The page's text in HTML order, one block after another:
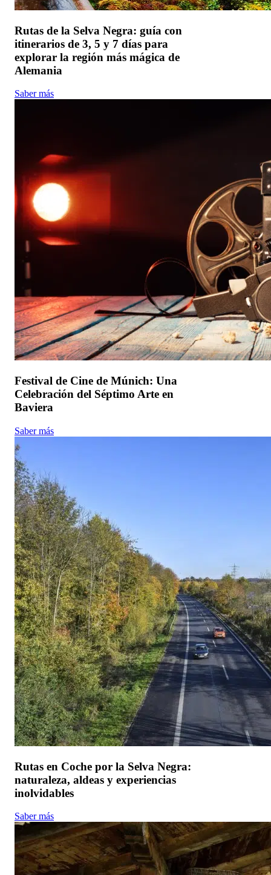
Rutas de la Selva Negra: guía con
itinerarios de 3, 5 y 7 días para
explorar la región más mágica de
Alemania
Saber más
Festival de Cine de Múnich: Una
Celebración del Séptimo Arte en
Baviera
Saber más
Rutas en Coche por la Selva Negra:
naturaleza, aldeas y experiencias
inolvidables
Saber más